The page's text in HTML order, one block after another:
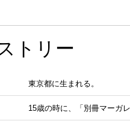
トリー
東京都に生まれる。
15歳の時に、「別冊マーガ